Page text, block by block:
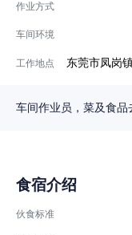
作业方式
车间环境
工作地点 东莞市凤岗
车间作业员，菜及食品
食宿介绍
伙食标准